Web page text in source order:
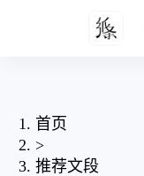
首页
>
推荐文段